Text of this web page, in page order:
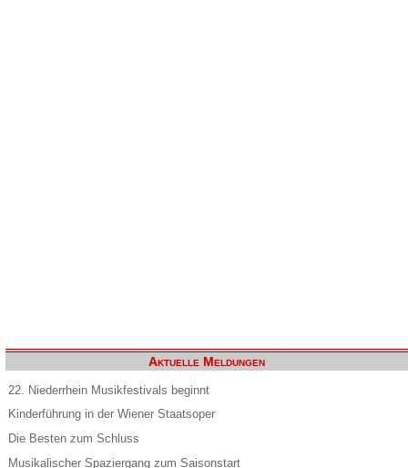
Aktuelle Meldungen
22. Niederrhein Musikfestivals beginnt
Kinderführung in der Wiener Staatsoper
Die Besten zum Schluss
Musikalischer Spaziergang zum Saisonstart